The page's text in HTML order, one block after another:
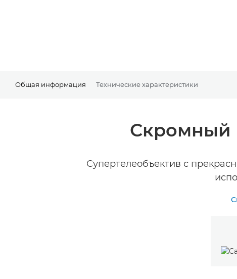
Общая информация Технические характеристики
Скромный
Супертелеобъектив с